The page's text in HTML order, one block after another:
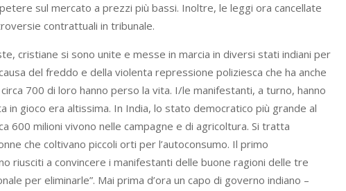
sul mercato a prezzi più bassi. Inoltre, le leggi ora cancellate
contrattuali in tribunale.
cristiane si sono unite e messe in marcia in diversi stati indiani per
del freddo e della violenta repressione poliziesca che ha anche
700 di loro hanno perso la vita. I/le manifestanti, a turno, hanno
in gioco era altissima. In India, lo stato democratico più grande al
600 milioni vivono nelle campagne e di agricoltura. Si tratta
che coltivano piccoli orti per l’autoconsumo. Il primo
riusciti a convincere i manifestanti delle buone ragioni delle tre
per eliminarle”. Mai prima d’ora un capo di governo indiano –